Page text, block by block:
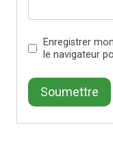
Enregistrer
le navigateur